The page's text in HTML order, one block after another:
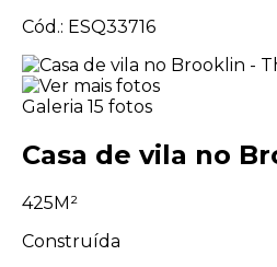
Cód.: ESQ33716
Galeria 15 fotos
Casa de vila no
425M²
Construída